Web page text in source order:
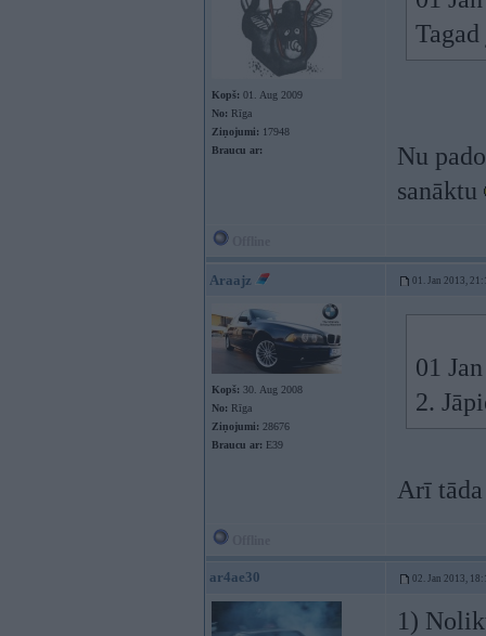
Kopš: 01. Aug 2009
No: Rīga
Ziņojumi: 17948
Braucu ar:
Nu
sanāktu
Araajz 01. Jan 2013,
Kopš: 30. Aug 2008
No: Rīga
Ziņojumi: 28676
Braucu ar: E39
01
2.
Arī
ar4ae30 02. Jan 2013,
1)